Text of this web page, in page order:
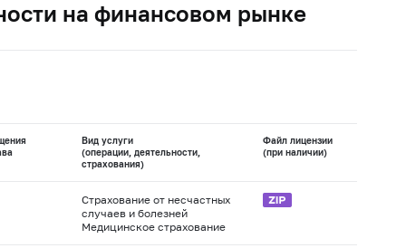
на финансовом рынке
Вид услуги
(операции, деятельности,
страхования)
Файл лицензии
(при наличии)
Страхование от несчастных
случаев и болезней
Медицинское страхование